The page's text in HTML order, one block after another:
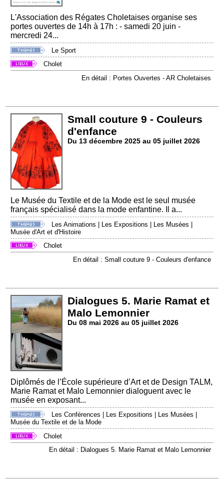
L'Association des Régates Choletaises organise ses
portes ouvertes de 14h à 17h : - samedi 20 juin -
mercredi 24...
Le Sport
Cholet
En détail : Portes Ouvertes - AR Choletaises
Small couture 9 - Couleurs
d'enfance
Du 13 décembre 2025 au 05 juillet 2026
Le Musée du Textile et de la Mode est le seul musée
français spécialisé dans la mode enfantine. Il a...
Les Animations | Les Expositions | Les Musées |
Musée d'Art et d'Histoire
Cholet
En détail : Small couture 9 - Couleurs d'enfance
Dialogues 5. Marie Ramat et
Malo Lemonnier
Du 08 mai 2026 au 05 juillet 2026
Diplômés de l’École supérieure d’Art et de Design TALM,
Marie Ramat et Malo Lemonnier dialoguent avec le
musée en exposant...
Les Conférences Les Expositions Les Musées
Musée du Textile et de la Mode
Cholet
En détail : Dialogues 5. Marie Ramat et Malo Lemonnier